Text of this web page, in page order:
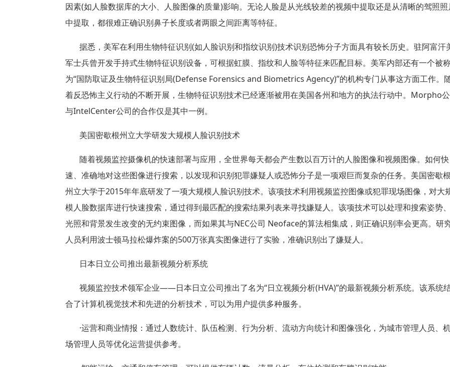
因素(如人脸数据库的大小、人脸图像的质量)影响。无论人脸是从光线较差的视频中提取还是从清晰的驾照照
中提取，都很难正确识别鼻子长度或者两眼之间距离等特征。
据悉，美军在利用生物特征识别(如人脸识别和指纹识别)技术识别恐怖分子方面具有较长历史。驻阿富汗
军士兵曾开发手持式生物特征识别设备，可根据虹膜、指纹和人脸等特征来匹配目标。美军内部还有一个被
为“国防取证及生物特征识别局(Defense Forensics and Biometrics Agency)”的机构专门从事这方面工作。
着反恐怖主义行动的不断开展，生物特征识别技术已经逐渐被用在美国各州和地方的执法行动中。 Morpho
与IntelCenter公司的合作仅是其中一例。
美国密歇根州立大学研发大规模人脸识别技术
随着视频监控摄像机的快速部署与应用，全世界每天都会产生数以百万计的人脸图像和视频图像。如何快
速、准确地对这些图像进行搜索，以发现和识别犯罪嫌疑人或恐怖分子是一项艰巨而复杂的任务。美国密歇根
州立大学于2015年年底研发了一项大规模人脸识别技术。该项技术利用视频监控图像或犯罪现场图像，对大
模人脸数据库进行快速搜索，通过得到最匹配的搜索结果列表来寻找嫌疑人。该项技术可以处理和搜索姿势、
光照和背景发生改变的无约束图像，而如果其与NEC公司 Neoface的算法相集成，则正确识别率会更高。研
人员利用波士顿马拉松爆炸案的500万张真实图像进行了实验，准确识别出了嫌疑人。
日本日立公司推出最新视频分析系统
视频监控技术领军企业——日本日立公司推出了名为“日立视频分析(HVA)”的最新视频分析系统。该系统
合了计算机视觉技术和先进的分析技术，可以为用户提供多种服务。
·运营和商业情报：通过人数统计、队伍检测、行为分析、流动方向统计和图像强化，为城市管理人员、
场管理人员等优化运营提供参考。